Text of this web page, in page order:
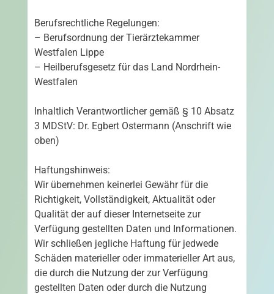
Berufsrechtliche Regelungen:
– Berufsordnung der Tierärztekammer
Westfalen Lippe
– Heilberufsgesetz für das Land Nordrhein-
Westfalen
Inhaltlich Verantwortlicher gemäß § 10 Absatz
3 MDStV: Dr. Egbert Ostermann (Anschrift wie
oben)
Haftungshinweis:
Wir übernehmen keinerlei Gewähr für die
Richtigkeit, Vollständigkeit, Aktualität oder
Qualität der auf dieser Internetseite zur
Verfügung gestellten Daten und Informationen.
Wir schließen jegliche Haftung für jedwede
Schäden materieller oder immaterieller Art aus,
die durch die Nutzung der zur Verfügung
gestellten Daten oder durch die Nutzung